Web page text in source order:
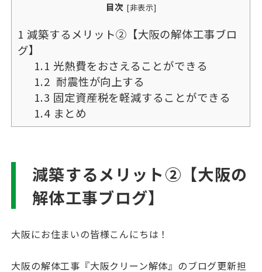
目次 [非表示]
1 減築するメリット②【大阪の解体工事ブロ
グ】
1.1 光熱費をおさえることができる
1.2 耐震性が向上する
1.3 固定資産税を軽減することができる
1.4まとめ
減築するメリット②【大阪の
解体工事ブログ】
大阪にお住まいの皆様こんにちは！
大阪の解体工事『大阪クリーン解体』のブログ更新担